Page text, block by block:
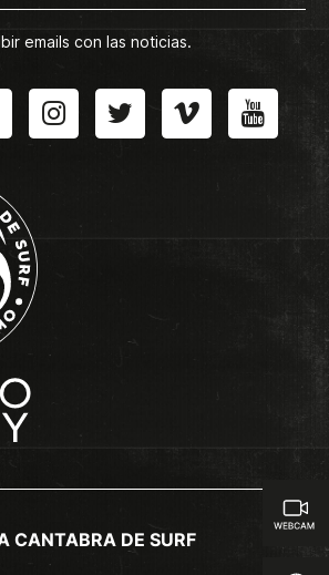
emails con las noticias.
CANTABRA DE SURF